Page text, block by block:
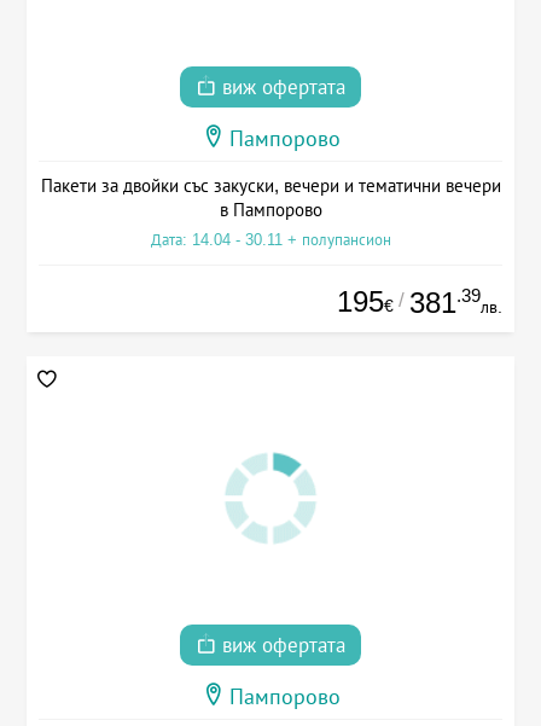
виж офертата
Пампорово
Пакети за двойки със закуски, вечери и тематични вечери
в Пампорово
Дата: 14.04 - 30.11 + полупансион
195€ / 381.39
лв.
виж офертата
Пампорово